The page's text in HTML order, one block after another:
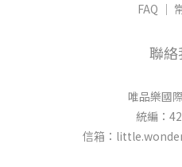
FAQ │
聯絡
唯品樂國
統編：
信箱：